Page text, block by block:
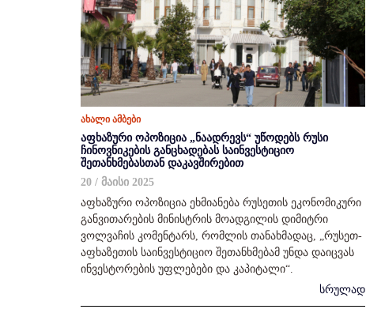
ახალი ამბები
აფხაზური ოპოზიცია „ნაადრევს“ უწოდებს რუსი
ჩინოვნიკების განცხადებას საინვესტიციო
შეთანხმებასთან დაკავშირებით
20 / მაისი 2025
აფხაზური ოპოზიცია ეხმიანება რუსეთის ეკონომიკური
განვითარების მინისტრის მოადგილის დიმიტრი
ვოლვაჩის კომენტარს, რომლის თანახმადაც, „რუსეთ-
აფხაზეთის საინვესტიციო შეთანხმებამ უნდა დაიცვას
ინვესტორების უფლებები და კაპიტალი“.
სრულად